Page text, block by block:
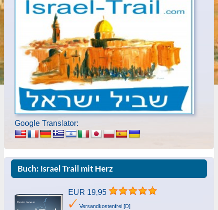
Google Translator:
Buch: Israel Trail mit Herz
EUR 19,95
Versandkostenfrei [D]